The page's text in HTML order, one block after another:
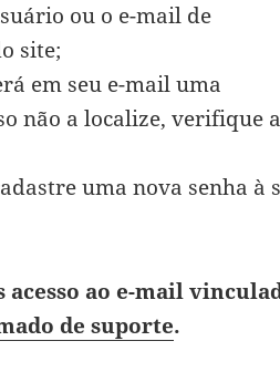
ou o e-mail de
site;
em seu e-mail uma
não a localize, verifique a
uma nova senha à
acesso ao e-mail
de suporte.